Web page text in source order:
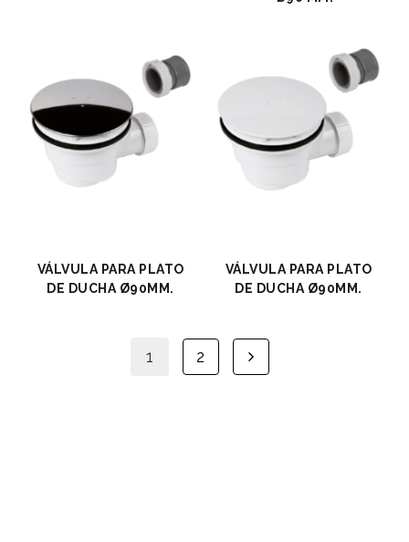
VÁLVULA PARA PLATO
DE DUCHA Ø90MM.
VÁLVULA PARA PLATO
DE DUCHA Ø90MM.
1 2